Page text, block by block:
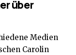
über
Medien
Carolin